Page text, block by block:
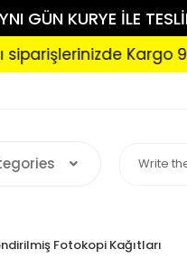
GÜN KURYE İLE
Kargo 99.90 TL
Fotokopi Kağıtları